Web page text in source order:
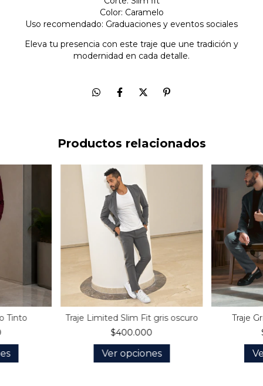
Color: Caramelo
Uso recomendado: Graduaciones y eventos sociales
Eleva tu presencia con este traje que une tradición y
modernidad en cada detalle.
Productos relacionados
Tinto
Traje Limited Slim Fit gris oscuro
$400.000
Ver opciones
Traje